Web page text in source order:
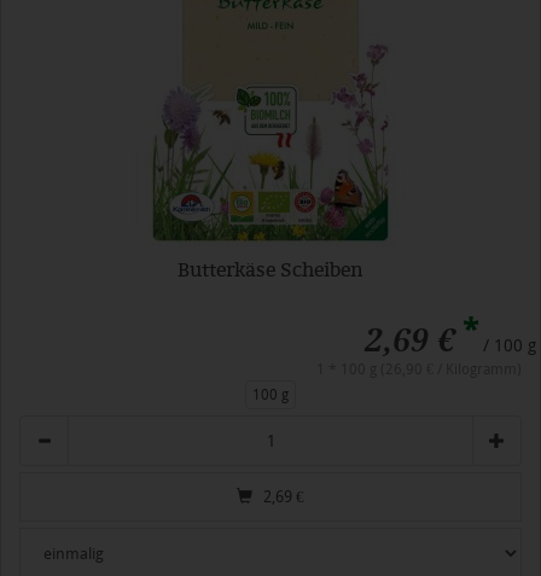
Butterkäse Scheiben
2,69 €* / 100 g
100 g
2,69 €